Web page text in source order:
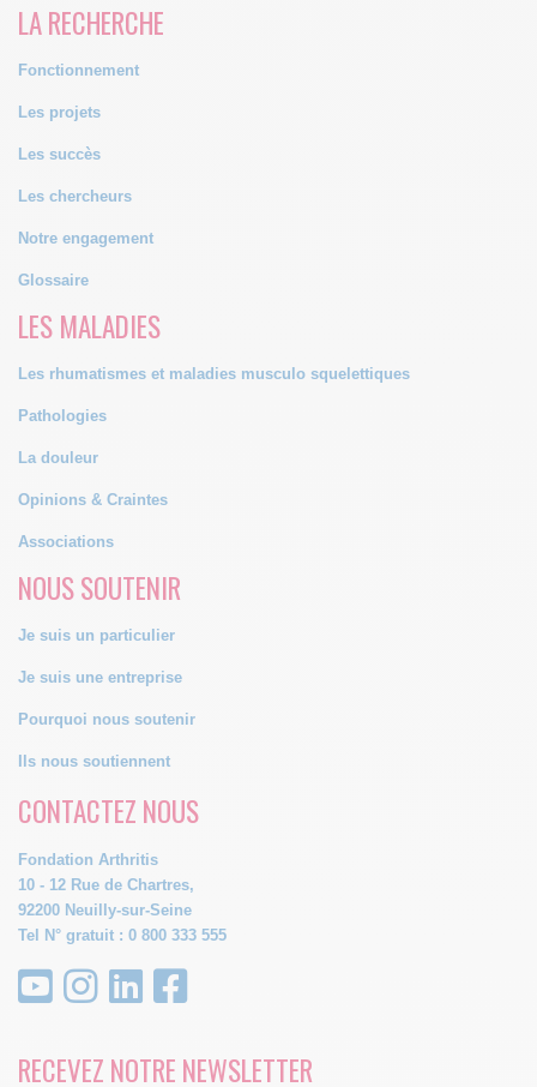
LA RECHERCHE
Fonctionnement
Les projets
Les succès
Les chercheurs
Notre engagement
Glossaire
LES MALADIES
Les rhumatismes et maladies musculo squelettiques
Pathologies
La douleur
Opinions & Craintes
Associations
NOUS SOUTENIR
Je suis un particulier
Je suis une entreprise
Pourquoi nous soutenir
Ils nous soutiennent
CONTACTEZ NOUS
Fondation Arthritis
10 - 12 Rue de Chartres,
92200 Neuilly-sur-Seine
Tel N° gratuit : 0 800 333 555
RECEVEZ NOTRE NEWSLETTER